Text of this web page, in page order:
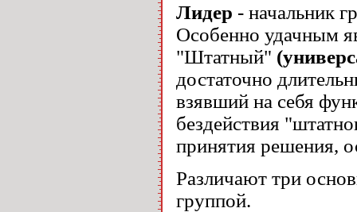
Лидер - начальник
Особенно удачным
"Штатный"
достаточно
взявший на себя
бездействия
принятия решения,
Различают три
группой.